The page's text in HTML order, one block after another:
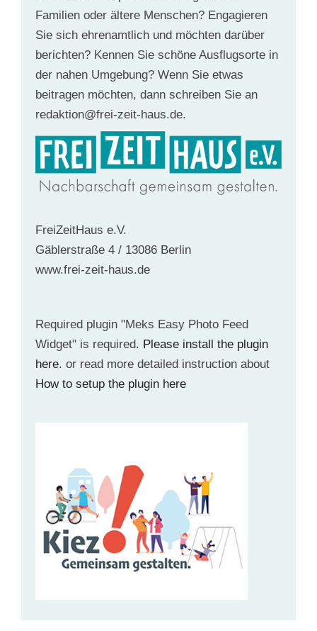
Familien oder ältere Menschen? Engagieren
Sie sich ehrenamtlich und möchten darüber
berichten? Kennen Sie schöne Ausflugsorte in
der nahen Umgebung? Wenn Sie etwas
beitragen möchten, dann schreiben Sie an
redaktion@frei-zeit-haus.de.
FreiZeitHaus e.V.
Gäblerstraße 4 / 13086 Berlin
www.frei-zeit-haus.de
Required plugin "Meks Easy Photo Feed
Widget" is required. Please install the plugin
here. or read more detailed instruction about
How to setup the plugin here